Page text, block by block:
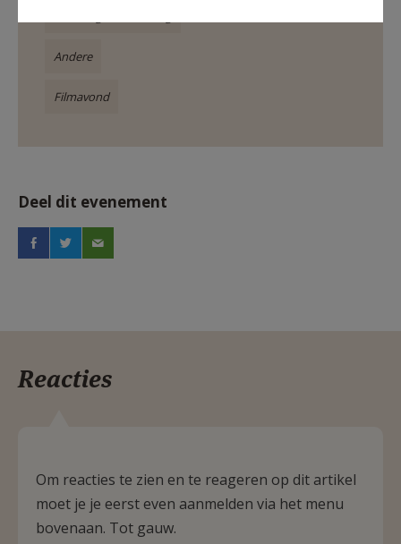
Andere
Filmavond
Deel dit evenement
Reacties
Om reacties te zien en te reageren op dit artikel
moet je je eerst even aanmelden via het menu
bovenaan. Tot gauw.